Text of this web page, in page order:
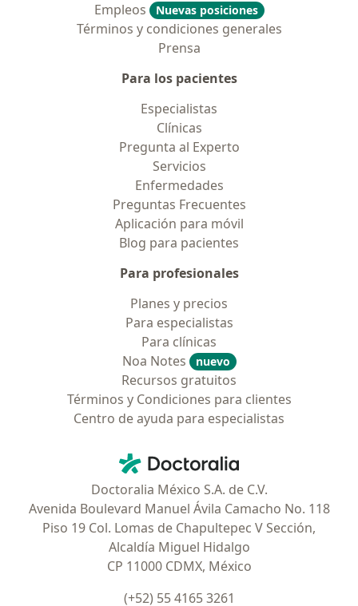
Empleos
Nuevas posiciones
Términos y condiciones generales
Prensa
Para los pacientes
Especialistas
Clínicas
Pregunta al Experto
Servicios
Enfermedades
Preguntas Frecuentes
Aplicación para móvil
Blog para pacientes
Para profesionales
Planes y precios
Para especialistas
Para clínicas
Noa Notes
nuevo
Recursos gratuitos
Términos y Condiciones para clientes
Centro de ayuda para especialistas
Doctoralia - Página de inicio
Doctoralia México S.A. de C.V.
Avenida Boulevard Manuel Ávila Camacho No. 118
Piso 19 Col. Lomas de Chapultepec V Sección,
Alcaldía Miguel Hidalgo
CP 11000 CDMX, México
(+52) 55 4165 3261